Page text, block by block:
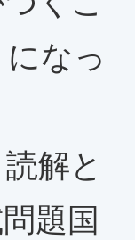
なっ
解と
題国